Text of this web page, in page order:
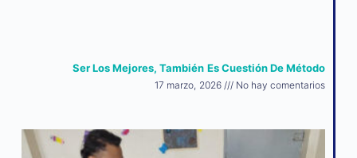
Ser Los Mejores, También Es Cuestión De Método
17 marzo, 2026 No hay comentarios